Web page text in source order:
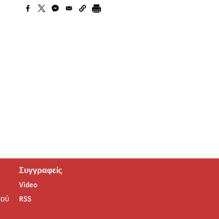
Συγγραφείς
Video
RSS